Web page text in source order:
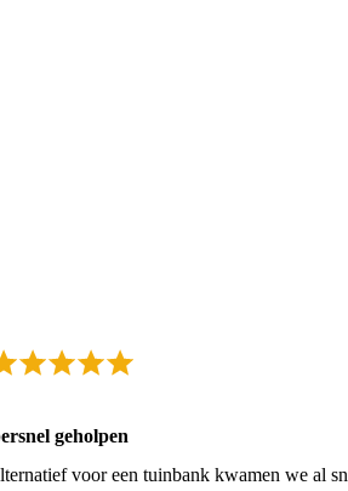
geholpen
voor een tuinbank kwamen we al